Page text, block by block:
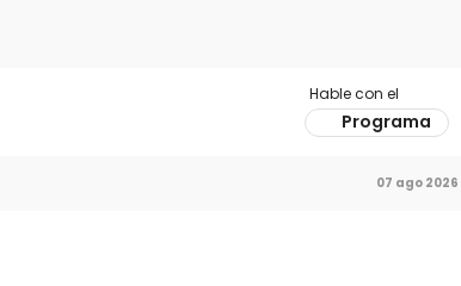
Hable con el
Programa
07 ago 2026